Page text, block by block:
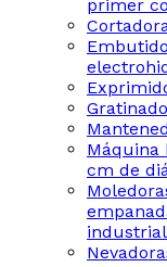
primer
Máquina
cm de
industrial